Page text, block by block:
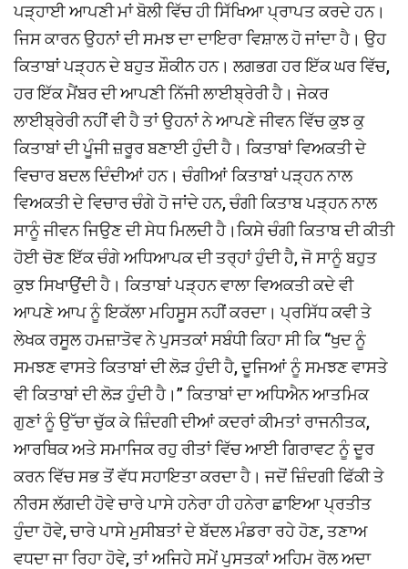
ਪੜ੍ਹਾਈ ਆਪਣੀ ਮਾਂ ਬੋਲੀ ਵਿੱਚ ਹੀ ਸਿੱਖਿਆ ਪ੍ਰਾਪਤ ਕਰਦੇ ਹਨ।
ਜਿਸ ਕਾਰਨ ਉਹਨਾਂ ਦੀ ਸਮਝ ਦਾ ਦਾਇਰਾ ਵਿਸ਼ਾਲ ਹੋ ਜਾਂਦਾ ਹੈ। ਉਹ
ਕਿਤਾਬਾਂ ਪੜ੍ਹਨ ਦੇ ਬਹੁਤ ਸ਼ੌਕੀਨ ਹਨ। ਲਗਭਗ ਹਰ ਇੱਕ ਘਰ ਵਿੱਚ,
ਹਰ ਇੱਕ ਮੈਂਬਰ ਦੀ ਆਪਣੀ ਨਿੱਜੀ ਲਾਈਬ੍ਰੇਰੀ ਹੈ। ਜੇਕਰ
ਲਾਈਬ੍ਰੇਰੀ ਨਹੀਂ ਵੀ ਹੈ ਤਾਂ ਉਹਨਾਂ ਨੇ ਆਪਣੇ ਜੀਵਨ ਵਿੱਚ ਕੁਝ ਕੁ
ਕਿਤਾਬਾਂ ਦੀ ਪੂੰਜੀ ਜ਼ਰੂਰ ਬਣਾਈ ਹੁੰਦੀ ਹੈ। ਕਿਤਾਬਾਂ ਵਿਅਕਤੀ ਦੇ
ਵਿਚਾਰ ਬਦਲ ਦਿੰਦੀਆਂ ਹਨ। ਚੰਗੀਆਂ ਕਿਤਾਬਾਂ ਪੜ੍ਹਨ ਨਾਲ
ਵਿਅਕਤੀ ਦੇ ਵਿਚਾਰ ਚੰਗੇ ਹੋ ਜਾਂਦੇ ਹਨ, ਚੰਗੀ ਕਿਤਾਬ ਪੜ੍ਹਨ ਨਾਲ
ਸਾਨੂੰ ਜੀਵਨ ਜਿਉਣ ਦੀ ਸੇਧ ਮਿਲਦੀ ਹੈ।ਕਿਸੇ ਚੰਗੀ ਕਿਤਾਬ ਦੀ ਕੀਤੀ
ਹੋਈ ਚੋਣ ਇੱਕ ਚੰਗੇ ਅਧਿਆਪਕ ਦੀ ਤਰ੍ਹਾਂ ਹੁੰਦੀ ਹੈ, ਜੋ ਸਾਨੂੰ ਬਹੁਤ
ਕੁਝ ਸਿਖਾਉਂਦੀ ਹੈ। ਕਿਤਾਬਾਂ ਪੜ੍ਹਨ ਵਾਲਾ ਵਿਅਕਤੀ ਕਦੇ ਵੀ
ਆਪਣੇ ਆਪ ਨੂੰ ਇਕੱਲਾ ਮਹਿਸੂਸ ਨਹੀਂ ਕਰਦਾ। ਪ੍ਰਸਿੱਧ ਕਵੀ ਤੇ
ਲੇਖਕ ਰਸੂਲ ਹਮਜ਼ਾਤੋਵ ਨੇ ਪੁਸਤਕਾਂ ਸਬੰਧੀ ਕਿਹਾ ਸੀ ਕਿ “ਖੁਦ ਨੂੰ
ਸਮਝਣ ਵਾਸਤੇ ਕਿਤਾਬਾਂ ਦੀ ਲੋੜ ਹੁੰਦੀ ਹੈ, ਦੂਜਿਆਂ ਨੂੰ ਸਮਝਣ ਵਾਸਤੇ
ਵੀ ਕਿਤਾਬਾਂ ਦੀ ਲੋੜ ਹੁੰਦੀ ਹੈ।” ਕਿਤਾਬਾਂ ਦਾ ਅਧਿਐਨ ਆਤਮਿਕ
ਗੁਣਾਂ ਨੂੰ ਉੱਚਾ ਚੁੱਕ ਕੇ ਜ਼ਿੰਦਗੀ ਦੀਆਂ ਕਦਰਾਂ ਕੀਮਤਾਂ ਰਾਜਨੀਤਕ,
ਆਰਥਿਕ ਅਤੇ ਸਮਾਜਿਕ ਰਹੁ ਰੀਤਾਂ ਵਿੱਚ ਆਈ ਗਿਰਾਵਟ ਨੂੰ ਦੂਰ
ਕਰਨ ਵਿੱਚ ਸਭ ਤੋਂ ਵੱਧ ਸਹਾਇਤਾ ਕਰਦਾ ਹੈ। ਜਦੋਂ ਜ਼ਿੰਦਗੀ ਫਿੱਕੀ ਤੇ
ਨੀਰਸ ਲੱਗਦੀ ਹੋਵੇ ਚਾਰੇ ਪਾਸੇ ਹਨੇਰਾ ਹੀ ਹਨੇਰਾ ਛਾਇਆ ਪ੍ਰਤੀਤ
ਹੁੰਦਾ ਹੋਵੇ, ਚਾਰੇ ਪਾਸੇ ਮੁਸੀਬਤਾਂ ਦੇ ਬੱਦਲ ਮੰਡਰਾ ਰਹੇ ਹੋਣ, ਤਣਾਅ
ਵਧਦਾ ਜਾ ਰਿਹਾ ਹੋਵੇ, ਤਾਂ ਅਜਿਹੇ ਸਮੇਂ ਪੁਸਤਕਾਂ ਅਹਿਮ ਰੋਲ ਅਦਾ